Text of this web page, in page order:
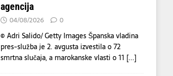
agencija
04/08/2026 0
© Adri Salido/ Getty Images Španska vladina
pres-služba je 2. avgusta izvestila o 72
smrtna slučaja, a marokanske vlasti o 11 [...]